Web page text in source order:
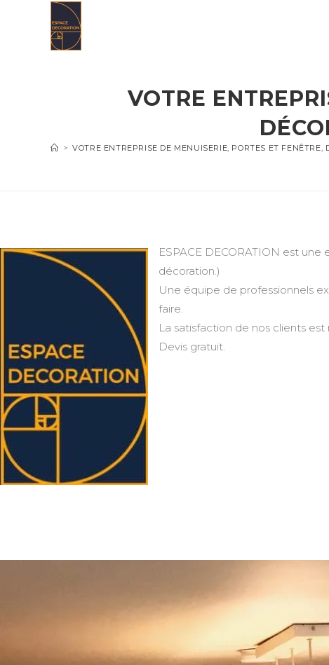
VOTRE
> VOTRE ENTREPRISE DE MENUISERIE, PORTES ET
ESPACE DECORATION est
décoration.)
Une équipe de professionnels
faire.
La satisfaction de nos clients
Devis gratuit.